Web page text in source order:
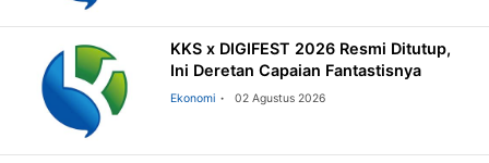
KKS x DIGIFEST 2026 Resmi Ditutup,
Ini Deretan Capaian Fantastisnya
Ekonomi 02 Agustus 2026